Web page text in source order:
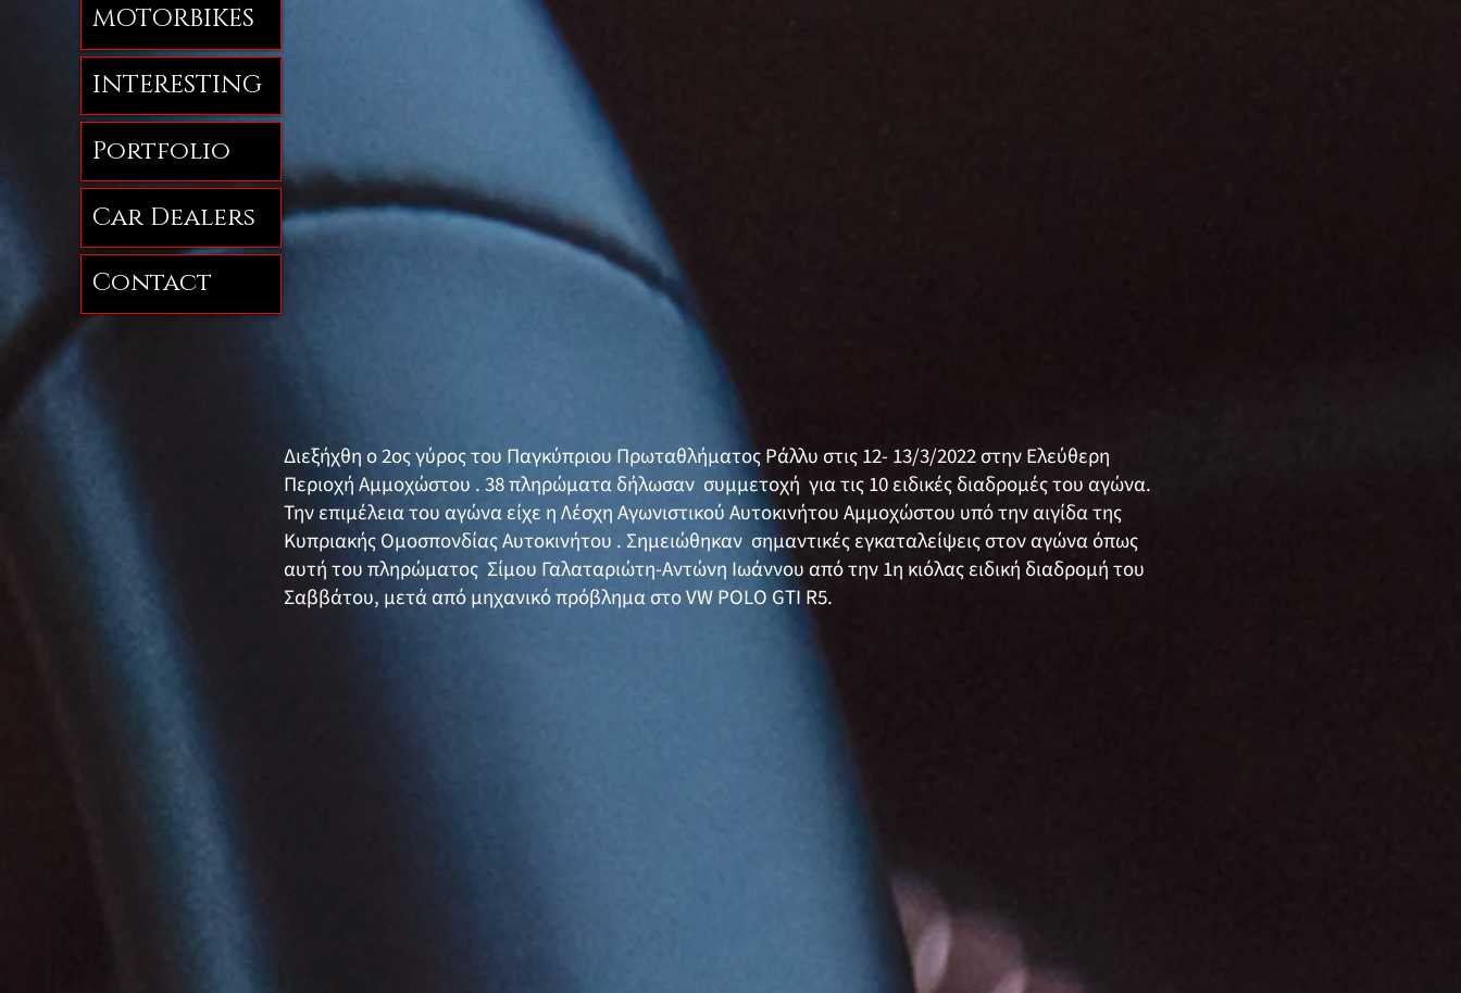
MOTORBIKES
INTERESTING
Portfolio
Car Dealers
Contact
Διεξήχθη ο 2ος γύρος του Παγκύπριου Πρωταθλήματος Ράλλυ στις 12- 13/3/2022 στην Ελεύθερη
Περιοχή Αμμοχώστου . 38 πληρώματα δήλωσαν συμμετοχή για τις 10 ειδικές διαδρομές του αγώνα.
Την επιμέλεια του αγώνα είχε η Λέσχη Αγωνιστικού Αυτοκινήτου Αμμοχώστου υπό την αιγίδα της
Κυπριακής Ομοσπονδίας Αυτοκινήτου . Σημειώθηκαν σημαντικές εγκαταλείψεις στον αγώνα όπως
αυτή του πληρώματος Σίμου Γαλαταριώτη-Αντώνη Ιωάννου από την 1η κιόλας ειδική διαδρομή του
Σαββάτου, μετά από μηχανικό πρόβλημα στο VW POLO GTI R5.